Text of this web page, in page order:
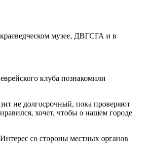
музее, ДВГСГА и в
клуба познакомили
не долгосрочный, пока проверяют
хочет, чтобы о нашем городе
со стороны местных органов